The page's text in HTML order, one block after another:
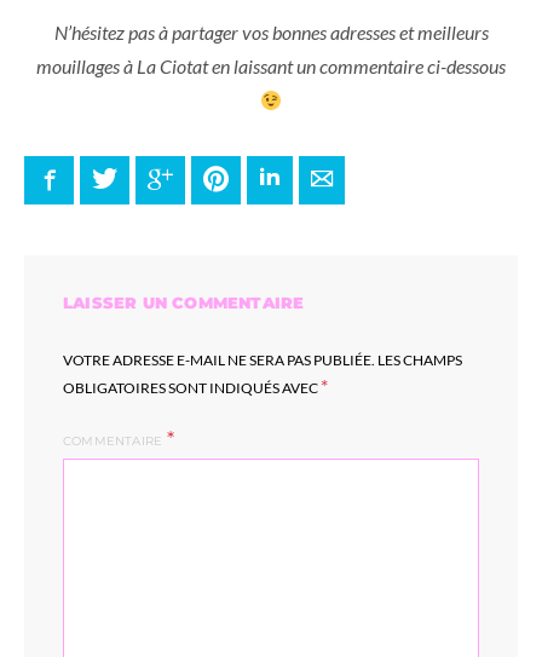
N’hésitez pas à partager vos bonnes adresses et meilleurs
mouillages à La Ciotat en laissant un commentaire ci-dessous
FacebookTwitter Google+ PinterestLinkedInE-mail
LAISSER UN COMMENTAIRE
VOTRE ADRESSE E-MAIL NE SERA PAS PUBLIÉE. LES CHAMPS
OBLIGATOIRES SONT INDIQUÉS AVEC *
COMMENTAIRE